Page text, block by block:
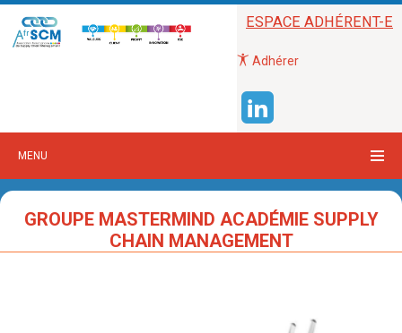
ESPACE ADHÉRENT-E
Adhérer
MENU
GROUPE MASTERMIND ACADÉMIE SUPPLY
CHAIN MANAGEMENT